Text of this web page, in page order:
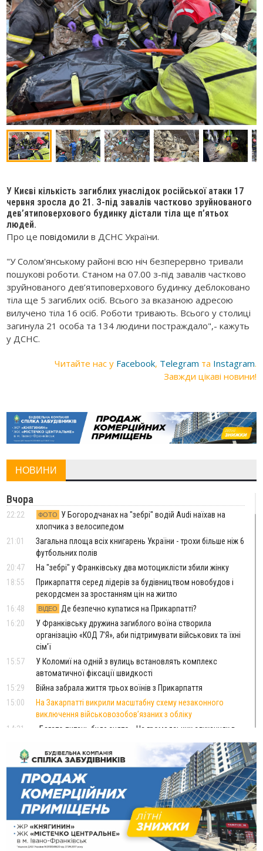
У Києві кількість загиблих унаслідок російської атаки 17
червня зросла до 21. З-під завалів частково зруйнованого
дев’ятиповерхового будинку дістали тіла ще п’ятьох
людей.
Про цеповідомили в ДСНС України.
"У Солом'янському районі всю ніч безперервно тривали
пошукові роботи. Станом на 07.00 з-під завалів частково
зруйнованого дев’ятиповерхового будинку деблоковано
тіла ще 5 загиблих осіб. Всього за вказаною адресою
вилучено тіла 16 осіб. Роботи тривають. Всього у столиці
загинула 21 особа та 134 людини постраждало",- кажуть
у ДСНС.
Читайте нас у Facebook, Telegram та Instagram.
Завжди цікаві новини!
НОВИНИ
Вчора
22:22 ФОТО
У Богородчанах на "зебрі" водій Audi наїхав на
хлопчика з велосипедом
21:01
Загальна площа всіх книгарень України - трохи більше ніж 6
футбольних полів
20:47
На "зебрі" у Франківську два мотоциклісти збили жінку
18:55
Прикарпаття серед лідерів за будівництвом новобудов і
рекордсмен за зростанням цін на житло
16:48
ВІДЕО
Де безпечно купатися на Прикарпатті?
16:20
У Франківську дружина загиблого воїна створила
організацію «КОД 7'Я», аби підтримувати військових та їхні
сім'ї
15:57
У Коломиї на одній з вулиць встановлять комплекс
автоматичної фіксації швидкості
15:29
Війна забрала життя трьох воїнів з Прикарпаття
15:00
На Закарпатті викрили масштабну схему незаконного
виключення військовозобов’язаних з обліку
14:31
«Багато питань буде знято». На громадських слуханнях в
Яремче обговорили, як вирішити питання джипінгу в
Карпатах
13:54
5 «тихих» хвороб, які виявляє профілактичне обстеження
13:30
ФОТО На Надрічній тривають останні приготування до
нового руху
12:57
У Франківську зафіксували найбільшу спеку за всю історію
спостережень
12:24
Лікування наркоманії Київ: чому важливо розпочати
терапію якомога раніше